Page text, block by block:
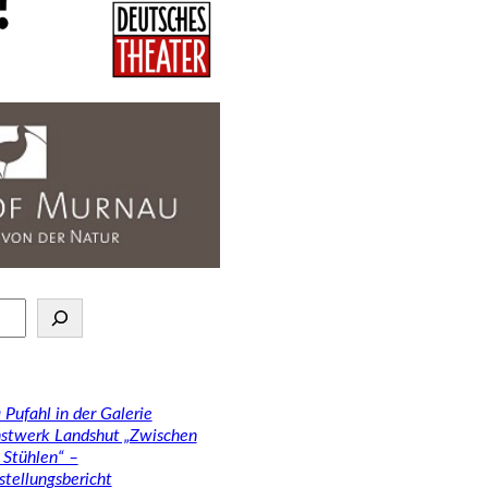
Pufahl in der Galerie
Landshut „Zwischen
–